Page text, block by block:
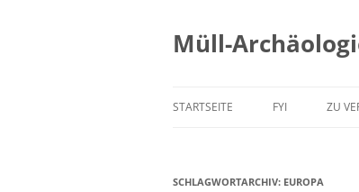
springen
Müll-
STARTSEITE FYI ZU
SCHLAGWORTARCHIV: EUROPA